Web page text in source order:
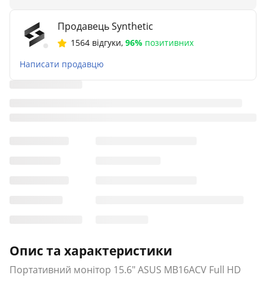
Продавець Synthetic
1564 відгуки, 96% позитивних
Написати продавцю
Опис та характеристики
Портативний монітор 15.6" ASUS MB16ACV Full HD